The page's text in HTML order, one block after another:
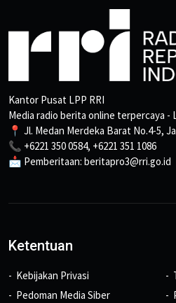
Kantor Pusat LPP RRI
Media radio berita online terpercaya -
📍 Jl. Medan Merdeka Barat No.4-5,
📞 +6221 350 0584, +6221 351 1086
📩 Pemberitaan: beritapro3@rri.go.id
Ketentuan
Kebijakan Privasi
Pedoman Media Siber